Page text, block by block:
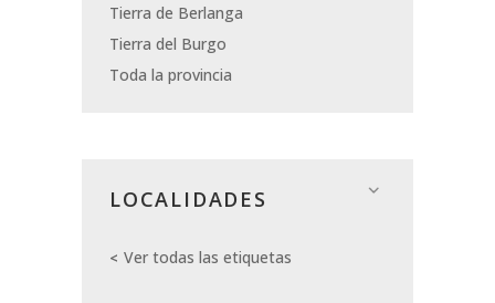
Tierra de Berlanga
Tierra del Burgo
Toda la provincia
LOCALIDADES
Ver todas las etiquetas